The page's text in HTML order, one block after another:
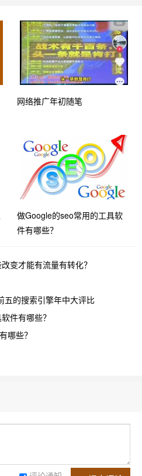
网络推广年初随笔
做Google的seo常用的工具软
件有哪些？
变才能有流量有转化？
五的搜索引擎年中大评比
件有哪些？
哪些？